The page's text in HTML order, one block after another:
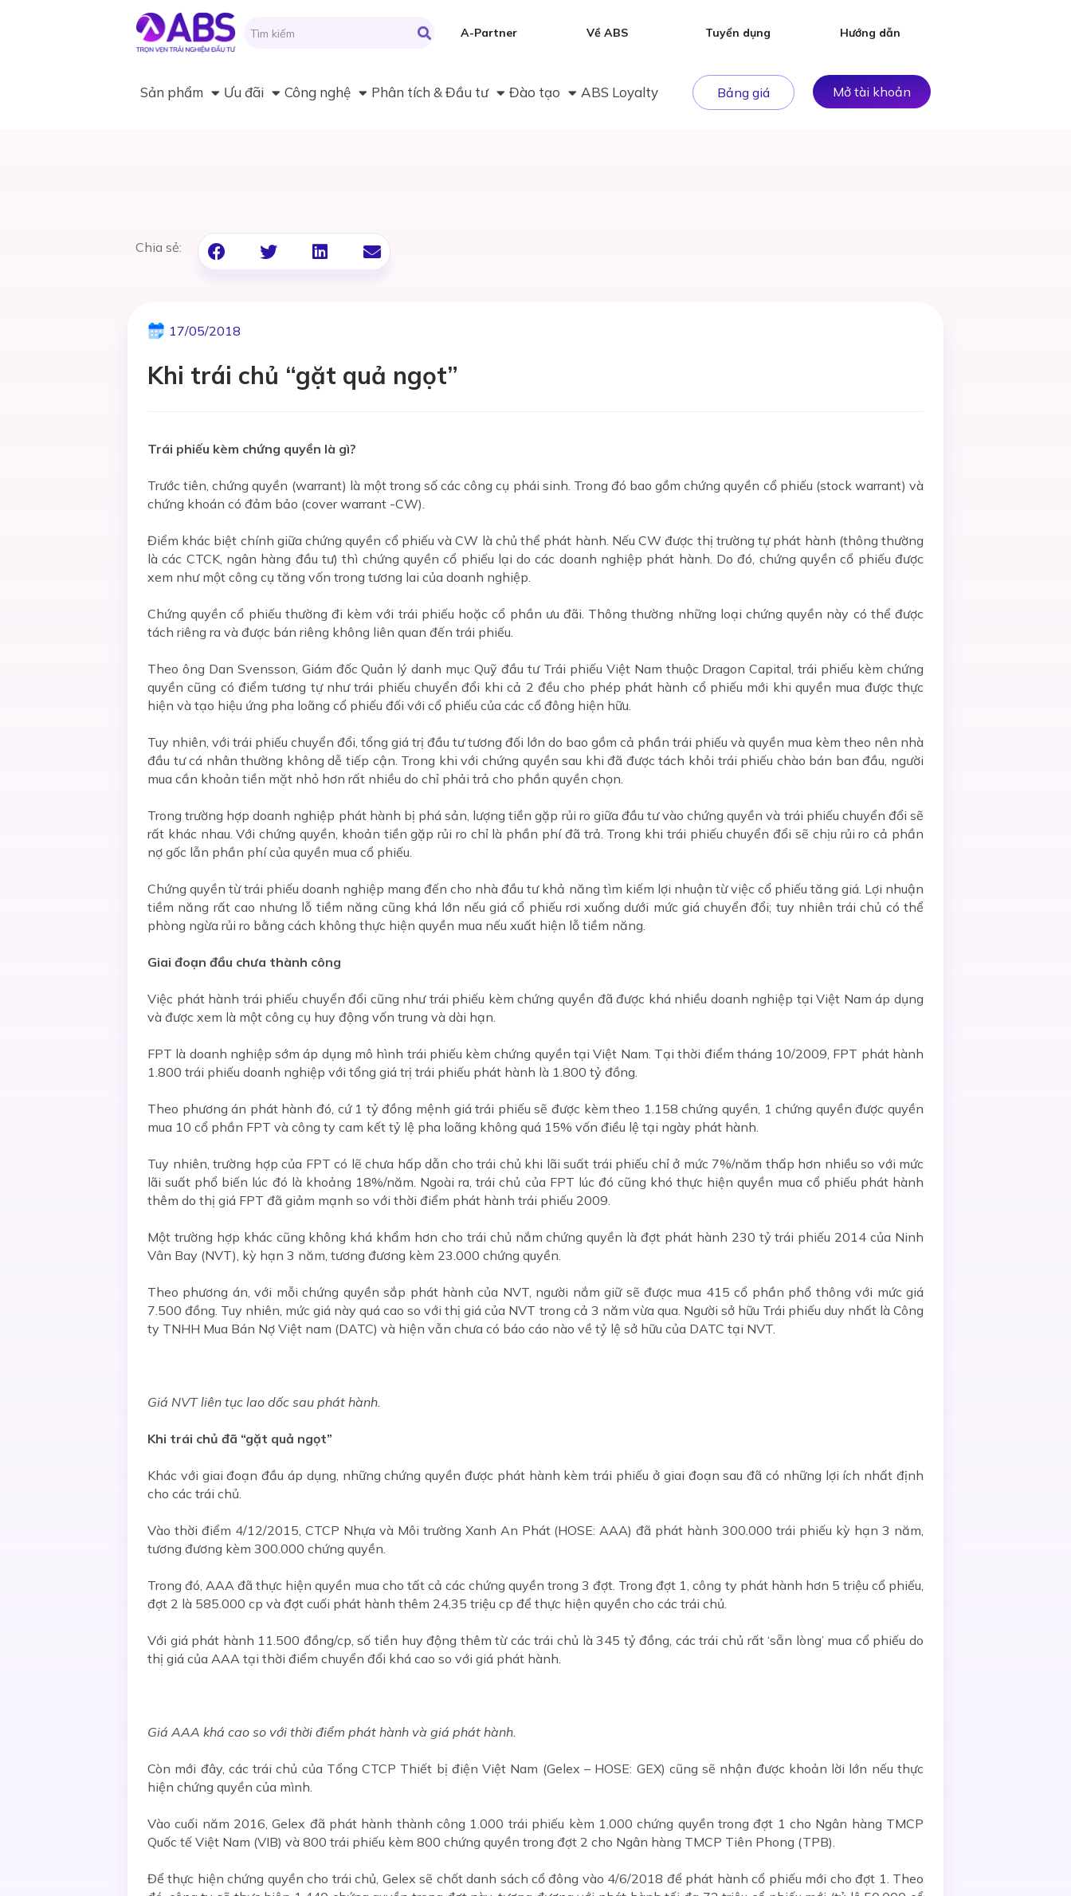
A-Partner Về ABS Tuyển dụng Hướng dẫn
Sản phẩm Ưu đãi Công nghệ Phân tích & Đầu tư Đào tạo ABS Loyalty Bảng giá Mở tài khoản
Chia sẻ:
17/05/2018
Khi trái chủ “gặt quả ngọt”
Trái phiếu kèm chứng quyền là gì?
Trước tiên, chứng quyền (warrant) là một trong số các công cụ phái sinh. Trong đó bao gồm chứng quyền cổ phiếu (stock warrant) và
chứng khoán có đảm bảo (cover warrant -CW).
Điểm khác biệt chính giữa chứng quyền cổ phiếu và CW là chủ thể phát hành. Nếu CW được thị trường tự phát hành (thông thường
là các CTCK, ngân hàng đầu tư) thì chứng quyền cổ phiếu lại do các doanh nghiệp phát hành. Do đó, chứng quyền cổ phiếu được
xem như một công cụ tăng vốn trong tương lai của doanh nghiệp.
Chứng quyền cổ phiếu thường đi kèm với trái phiếu hoặc cổ phần ưu đãi. Thông thường những loại chứng quyền này có thể được
tách riêng ra và được bán riêng không liên quan đến trái phiếu.
Theo ông Dan Svensson, Giám đốc Quản lý danh mục Quỹ đầu tư Trái phiếu Việt Nam thuộc Dragon Capital, trái phiếu kèm chứng
quyền cũng có điểm tương tự như trái phiếu chuyển đổi khi cả 2 đều cho phép phát hành cổ phiếu mới khi quyền mua được thực
hiện và tạo hiệu ứng pha loãng cổ phiếu đối với cổ phiếu của các cổ đông hiện hữu.
Tuy nhiên, với trái phiếu chuyển đổi, tổng giá trị đầu tư tương đối lớn do bao gồm cả phần trái phiếu và quyền mua kèm theo nên nhà
đầu tư cá nhân thường không dễ tiếp cận. Trong khi với chứng quyền sau khi đã được tách khỏi trái phiếu chào bán ban đầu, người
mua cần khoản tiền mặt nhỏ hơn rất nhiều do chỉ phải trả cho phần quyền chọn.
Trong trường hợp doanh nghiệp phát hành bị phá sản, lượng tiền gặp rủi ro giữa đầu tư vào chứng quyền và trái phiếu chuyển đổi sẽ
rất khác nhau. Với chứng quyền, khoản tiền gặp rủi ro chỉ là phần phí đã trả. Trong khi trái phiếu chuyển đổi sẽ chịu rủi ro cả phần
nợ gốc lẫn phần phí của quyền mua cổ phiếu.
Chứng quyền từ trái phiếu doanh nghiệp mang đến cho nhà đầu tư khả năng tìm kiếm lợi nhuận từ việc cổ phiếu tăng giá. Lợi nhuận
tiềm năng rất cao nhưng lỗ tiềm năng cũng khá lớn nếu giá cổ phiếu rơi xuống dưới mức giá chuyển đổi; tuy nhiên trái chủ có thể
phòng ngừa rủi ro bằng cách không thực hiện quyền mua nếu xuất hiện lỗ tiềm năng.
Giai đoạn đầu chưa thành công
Việc phát hành trái phiếu chuyển đổi cũng như trái phiếu kèm chứng quyền đã được khá nhiều doanh nghiệp tại Việt Nam áp dụng
và được xem là một công cụ huy động vốn trung và dài hạn.
FPT là doanh nghiệp sớm áp dụng mô hình trái phiếu kèm chứng quyền tại Việt Nam. Tại thời điểm tháng 10/2009, FPT phát hành
1.800 trái phiếu doanh nghiệp với tổng giá trị trái phiếu phát hành là 1.800 tỷ đồng.
Theo phương án phát hành đó, cứ 1 tỷ đồng mệnh giá trái phiếu sẽ được kèm theo 1.158 chứng quyền, 1 chứng quyền được quyền
mua 10 cổ phần FPT và công ty cam kết tỷ lệ pha loãng không quá 15% vốn điều lệ tại ngày phát hành.
Tuy nhiên, trường hợp của FPT có lẽ chưa hấp dẫn cho trái chủ khi lãi suất trái phiếu chỉ ở mức 7%/năm thấp hơn nhiều so với mức
lãi suất phổ biến lúc đó là khoảng 18%/năm. Ngoài ra, trái chủ của FPT lúc đó cũng khó thực hiện quyền mua cổ phiếu phát hành
thêm do thị giá FPT đã giảm mạnh so với thời điểm phát hành trái phiếu 2009.
Một trường hợp khác cũng không khá khẩm hơn cho trái chủ nắm chứng quyền là đợt phát hành 230 tỷ trái phiếu 2014 của Ninh
Vân Bay (NVT), kỳ hạn 3 năm, tương đương kèm 23.000 chứng quyền.
Theo phương án, với mỗi chứng quyền sắp phát hành của NVT, người nắm giữ sẽ được mua 415 cổ phần phổ thông với mức giá
7.500 đồng. Tuy nhiên, mức giá này quá cao so với thị giá của NVT trong cả 3 năm vừa qua. Người sở hữu Trái phiếu duy nhất là Công
ty TNHH Mua Bán Nợ Việt nam (DATC) và hiện vẫn chưa có báo cáo nào về tỷ lệ sở hữu của DATC tại NVT.
Giá NVT liên tục lao dốc sau phát hành.
Khi trái chủ đã “gặt quả ngọt”
Khác với giai đoạn đầu áp dụng, những chứng quyền được phát hành kèm trái phiếu ở giai đoạn sau đã có những lợi ích nhất định
cho các trái chủ.
Vào thời điểm 4/12/2015, CTCP Nhựa và Môi trường Xanh An Phát (HOSE: AAA) đã phát hành 300.000 trái phiếu kỳ hạn 3 năm,
tương đương kèm 300.000 chứng quyền.
Trong đó, AAA đã thực hiện quyền mua cho tất cả các chứng quyền trong 3 đợt. Trong đợt 1, công ty phát hành hơn 5 triệu cổ phiếu,
đợt 2 là 585.000 cp và đợt cuối phát hành thêm 24,35 triệu cp để thực hiện quyền cho các trái chủ.
Với giá phát hành 11.500 đồng/cp, số tiền huy động thêm từ các trái chủ là 345 tỷ đồng, các trái chủ rất ‘sẵn lòng’ mua cổ phiếu do
thị giá của AAA tại thời điểm chuyển đổi khá cao so với giá phát hành.
Giá AAA khá cao so với thời điểm phát hành và giá phát hành.
Còn mới đây, các trái chủ của Tổng CTCP Thiết bị điện Việt Nam (Gelex – HOSE: GEX) cũng sẽ nhận được khoản lời lớn nếu thực
hiện chứng quyền của mình.
Vào cuối năm 2016, Gelex đã phát hành thành công 1.000 trái phiếu kèm 1.000 chứng quyền trong đợt 1 cho Ngân hàng TMCP
Quốc tế Việt Nam (VIB) và 800 trái phiếu kèm 800 chứng quyền trong đợt 2 cho Ngân hàng TMCP Tiên Phong (TPB).
Để thực hiện chứng quyền cho trái chủ, Gelex sẽ chốt danh sách cổ đông vào 4/6/2018 để phát hành cổ phiếu mới cho đợt 1. Theo